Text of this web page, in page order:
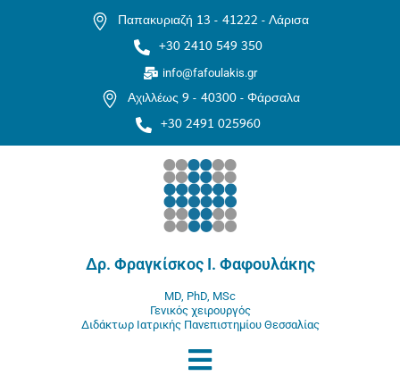
Παπακυριαζή 13 - 41222 - Λάρισα
+30 2410 549 350
info@fafoulakis.gr
Αχιλλέως 9 - 40300 - Φάρσαλα
+30 2491 025960
Δρ. Φραγκίσκος Ι. Φαφουλάκης
MD, PhD, MSc
Γενικός χειρουργός
Διδάκτωρ Ιατρικής Πανεπιστημίου Θεσσαλίας